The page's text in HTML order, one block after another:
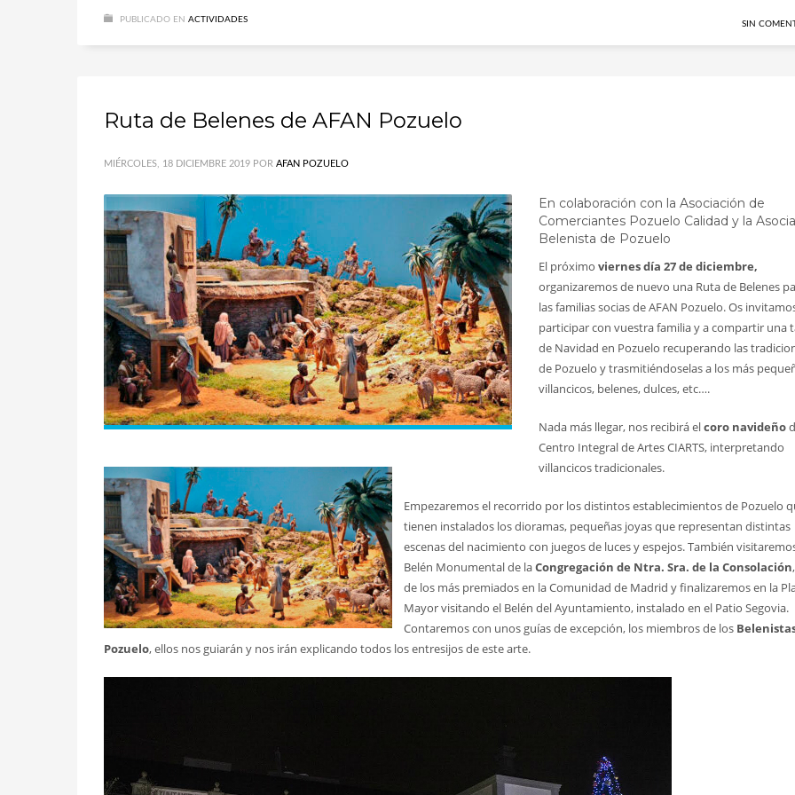
PUBLICADO EN ACTIVIDADES SIN
Ruta de Belenes de AFAN Pozuelo
MIÉRCOLES, 18 DICIEMBRE 2019 POR AFAN POZUELO
En colaboración con la Asociación de
Comerciantes Pozuelo Calidad y la
Belenista de Pozuelo
El próximo viernes día 27 de diciembre,
organizaremos de nuevo una Ruta de Belenes
las familias socias de AFAN Pozuelo. Os
participar con vuestra familia y a compartir una
de Navidad en Pozuelo recuperando las
de Pozuelo y trasmitiéndoselas a los más
villancicos, belenes, dulces, etc….
Nada más llegar, nos recibirá elcoro navideño
Centro Integral de Artes CIARTS, interpretando
villancicos tradicionales.
Empezaremos el recorrido por los distintos establecimientos de Pozuelo
tienen instalados los dioramas, pequeñas joyas que representan distintas
escenas del nacimiento con juegos de luces y espejos. También
Belén Monumental de laCongregación de Ntra. Sra. de la Consolación
de los más premiados en la Comunidad de Madrid y finalizaremos en la
Mayor visitando el Belén del Ayuntamiento, instalado en el Patio Segovia.
Contaremos con unos guías de excepción, los miembros de los
Pozuelo, ellos nos guiarán y nos irán explicando todos los entresijos de este arte.